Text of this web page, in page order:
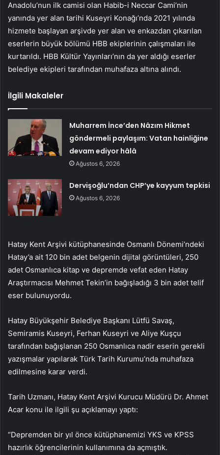
Anadolu’nun ilk camisi olan Habib-i Neccar Cami’nin
yanında yer alan tarihi Kuseyri Konağı’nda 2021 yılında
hizmete başlayan arşivde yer alan ve enkazdan çıkarılan
eserlerin büyük bölümü HBB ekiplerinin çalışmaları ile
kurtarıldı. HBB Kültür Yayınları’nın da yer aldığı eserler
belediye ekipleri tarafından muhafaza altına alındı.
İlgili Makaleler
Muharrem İnce’den Nâzım Hikmet
göndermeli paylaşım: Vatan hainliğine
devam ediyor hâlâ
Ağustos 6, 2026
Dervişoğlu’ndan CHP’ye kayyum tepkisi
Ağustos 6, 2026
Hatay Kent Arşivi kütüphanesinde Osmanlı Dönemi’ndeki
Hatay’a ait 120 bin adet belgenin dijital görüntüleri, 250
adet Osmanlıca kitap ve depremde vefat eden Hatay
Araştırmacısı Mehmet Tekin’in bağışladığı 3 bin adet telif
eser bulunuyordu.
Hatay Büyükşehir Belediye Başkanı Lütfü Savaş,
Semiramis Kuseyri, Ferhan Kuseyri ve Aliye Kuşçu
tarafından bağışlanan 250 Osmanlıca nadir eserin gerekli
yazışmalar yapılarak Türk Tarih Kurumu’nda muhafaza
edilmesine karar verdi.
Tarih Uzmanı, Hatay Kent Arşivi Kurucu Müdürü Dr. Ahmet
Acar konu ile ilgili şu açıklamayı yaptı:
“Depremden bir yıl önce kütüphanemizi YKS ve KPSS
hazırlık öğrencilerinin kullanımına da açmıştık.